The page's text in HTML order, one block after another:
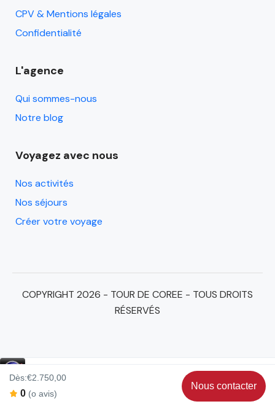
Dès:€2.750,00
0 (o avis)
Nous contacter
CPV & Mentions légales
Confidentialité
L'agence
Qui sommes-nous
Notre blog
Voyagez avec nous
Nos activités
Nos séjours
Créer votre voyage
COPYRIGHT 2026 - TOUR DE COREE - TOUS DROITS
RÉSERVÉS
Par email : contact@tourdecoree.fr